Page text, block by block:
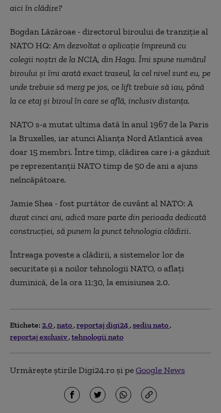
aici în clădire?
Bogdan Lăzăroae - directorul biroului de tranziţie al
NATO HQ:Am dezvoltat o aplicaţie împreună cu
colegii noştri de la NCIA, din Haga. Îmi spune numărul
biroului şi îmi arată exact traseul, la cel nivel sunt eu, pe
unde trebuie să merg pe jos, ce lift trebuie să iau, până
la ce etaj şi biroul în care se află, inclusiv distanţa.
NATO s-a mutat ultima dată în anul 1967 de la Paris
la Bruxelles, iar atunci Alianţa Nord Atlantică avea
doar 15 membri. Între timp, clădirea care i-a găzduit
pe reprezentanţii NATO timp de 50 de ani a ajuns
neîncăpătoare.
Jamie Shea - fost purtător de cuvânt al NATO:A
durat cinci ani, adică mare parte din perioada dedicată
construcţiei, să punem la punct tehnologia clădirii.
Întreaga poveste a clădirii, a sistemelor lor de
securitate şi a noilor tehnologii NATO, o aflaţi
duminică, de la ora 11:30, la emisiunea 2.0.
Etichete: 2.0 nato reportaj digi24 sediu nato
reportaj exclusiv tehnologii nato
Urmărește știrile Digi24.ro și peGoogle News